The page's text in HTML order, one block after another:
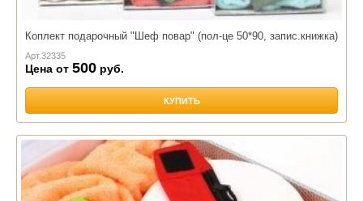
Коплект подарочный "Шеф повар" (пол-це 50*90, запис.книжка)
Арт.32335
Цена от 500 руб.
КУПИТЬ